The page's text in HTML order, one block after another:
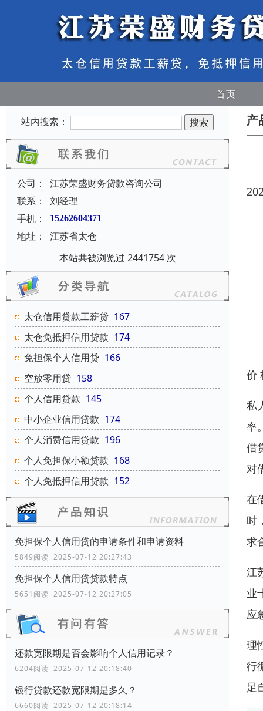
首页
站内搜索：
公司：
江苏荣盛财务贷款咨询公司
联系：
刘经理
手机：
15262604371
地址：
江苏省太仓
本站共被浏览过 2441754 次
太仓信用贷款工薪贷 167
太仓免抵押信用贷款 174
免担保个人信用贷 166
空放零用贷 158
个人信用贷款 145
中小企业信用贷款 174
个人消费信用贷款 196
个人免担保小额贷款 168
个人免抵押信用贷款 152
免担保个人信用贷的申请条件和申请资料
5849阅读 2025-07-12 20:27:43
免担保个人信用贷贷款特点
5651阅读 2025-07-12 20:27:05
还款宽限期是否会影响个人信用记录？
6204阅读 2025-07-12 20:18:40
银行贷款还款宽限期是多久？
6660阅读 2025-07-12 20:18:14
产
价
私
率
借
对
在
时
求
江
业
应
理
行
足